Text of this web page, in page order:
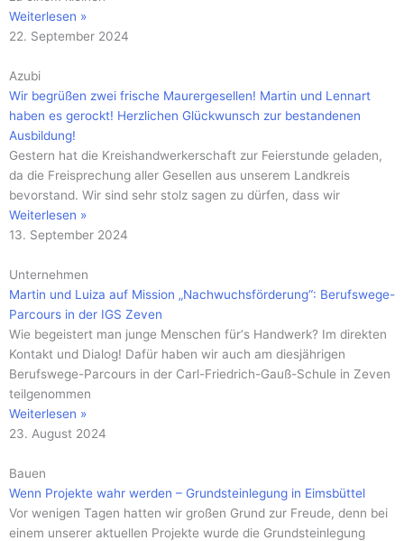
Weiterlesen »
22. September 2024
Azubi
Wir begrüßen zwei frische Maurergesellen! Martin und Lennart
haben es gerockt! Herzlichen Glückwunsch zur bestandenen
Ausbildung!
Gestern hat die Kreishandwerkerschaft zur Feierstunde geladen,
da die Freisprechung aller Gesellen aus unserem Landkreis
bevorstand. Wir sind sehr stolz sagen zu dürfen, dass wir
Weiterlesen »
13. September 2024
Unternehmen
Martin und Luiza auf Mission „Nachwuchsförderung“: Berufswege-
Parcours in der IGS Zeven
Wie begeistert man junge Menschen für‘s Handwerk? Im direkten
Kontakt und Dialog! Dafür haben wir auch am diesjährigen
Berufswege-Parcours in der Carl-Friedrich-Gauß-Schule in Zeven
teilgenommen
Weiterlesen »
23. August 2024
Bauen
Wenn Projekte wahr werden – Grundsteinlegung in Eimsbüttel
Vor wenigen Tagen hatten wir großen Grund zur Freude, denn bei
einem unserer aktuellen Projekte wurde die Grundsteinlegung